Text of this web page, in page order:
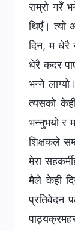
राम्रो गरेँ
थिएँ। त्यो
दिन, म धेरै
धेरै कदर
भन्ने
त्यसको
भन्नुभयो र
शिक्षकले
मेरा
मैले केही
प्रतिवेदन